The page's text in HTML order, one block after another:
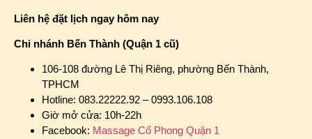
Liên hệ đặt lịch ngay hôm nay
Chi nhánh Bến Thành (Quận 1 cũ)
106-108 đường Lê Thị Riêng, phường Bến Thành,
TPHCM
Hotline: 083.22222.92 – 0993.106.108
Giờ mở cửa: 10h-22h
Facebook: Massage Cổ Phong Quận 1